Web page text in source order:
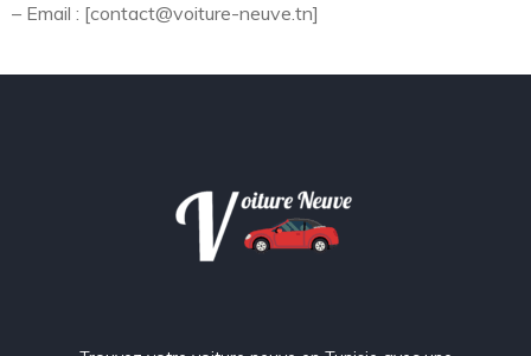
– Email : [contact@voiture-neuve.tn]